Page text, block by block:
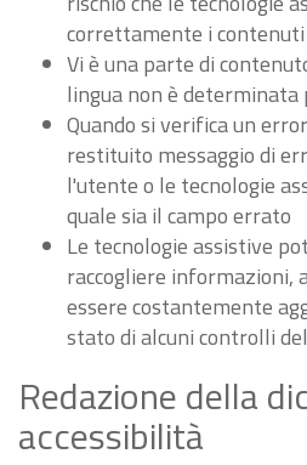
correttamente i contenuti
Vi è una parte di
lingua non è
Quando si verifica un
restituito messaggio di
l'utente o le tecnologie
quale sia il campo errato
Le tecnologie assistive
raccogliere informazioni,
essere costantemente
stato di alcuni controlli
Redazione della
accessibilità